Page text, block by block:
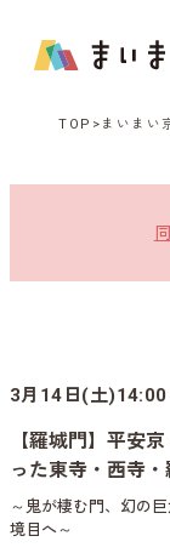
TOP まいまい
3月14日(土
【羅城門】平安
った東寺・西寺・
～鬼が棲む門、幻の
境目へ～